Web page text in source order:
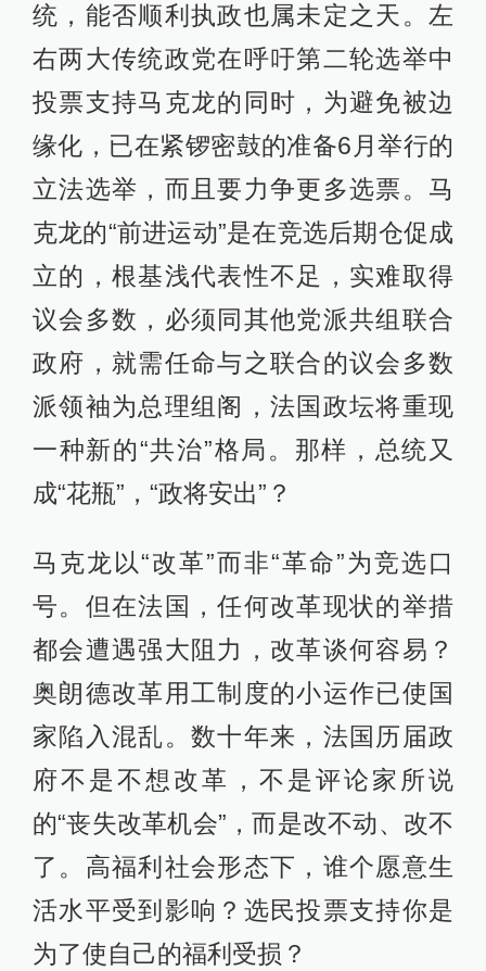
统，能否顺利执政也属未定之天。左
右两大传统政党在呼吁第二轮选举中
投票支持马克龙的同时，为避免被边
缘化，已在紧锣密鼓的准备6月举行的
立法选举，而且要力争更多选票。马
克龙的“前进运动”是在竞选后期仓促成
立的，根基浅代表性不足，实难取得
议会多数，必须同其他党派共组联合
政府，就需任命与之联合的议会多数
派领袖为总理组阁，法国政坛将重现
一种新的“共治”格局。那样，总统又
成“花瓶”，“政将安出”？
马克龙以“改革”而非“革命”为竞选口
号。但在法国，任何改革现状的举措
都会遭遇强大阻力，改革谈何容易？
奥朗德改革用工制度的小运作已使国
家陷入混乱。数十年来，法国历届政
府不是不想改革，不是评论家所说
的“丧失改革机会”，而是改不动、改不
了。高福利社会形态下，谁个愿意生
活水平受到影响？选民投票支持你是
为了使自己的福利受损？